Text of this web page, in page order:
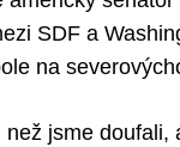
SDF a
na
než jsme